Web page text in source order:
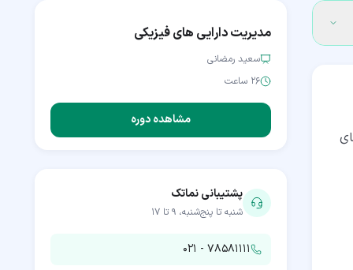
مدیریت دارایی های فیزیکی
سعید رمضانی
۲۶ ساعت
مشاهده دوره
پشتیبانی نماتک
شنبه تا پنج‌شنبه، ۹ تا ۱۷
۰۲۱ - ۷۸۵۸۱۱۱۱